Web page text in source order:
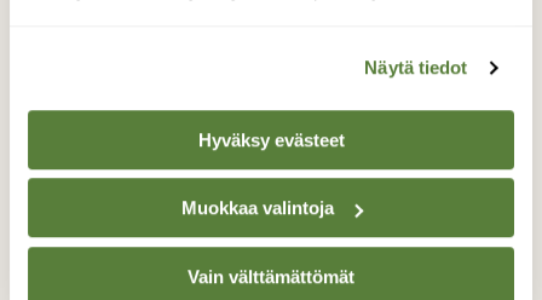
Näytä tiedot
Hyväksy evästeet
Muokkaa valintoja
Vain välttämättömät
Ruokatauko
Suruvaippa ja kärpänen juomassa